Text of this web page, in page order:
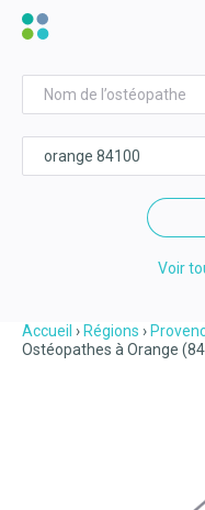
Voir
Accueil Régions
Ostéopathes à Orange